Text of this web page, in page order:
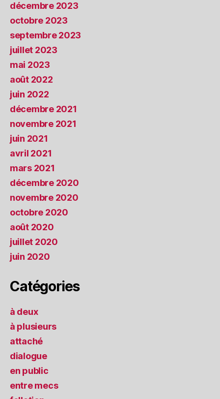
décembre 2023
octobre 2023
septembre 2023
juillet 2023
mai 2023
août 2022
juin 2022
décembre 2021
novembre 2021
juin 2021
avril 2021
mars 2021
décembre 2020
novembre 2020
octobre 2020
août 2020
juillet 2020
juin 2020
Catégories
à deux
à plusieurs
attaché
dialogue
en public
entre mecs